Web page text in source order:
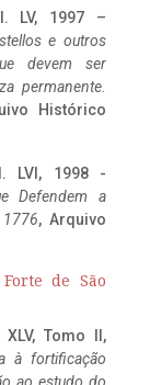
LV, 1997 –
e outros
devem ser
permanente.
Histórico
LVI, 1998 -
Defendem a
, Arquivo
de São
Tomo II,
à fortificação